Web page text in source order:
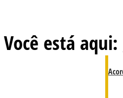
Você está aqui: